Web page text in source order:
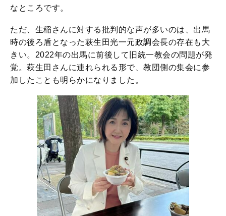
なところです。
ただ、生稲さんに対する批判的な声が多いのは、出馬
時の後ろ盾となった萩生田光一元政調会長の存在も大
きい。2022年の出馬に前後して旧統一教会の問題が発
覚。萩生田さんに連れられる形で、教団側の集会に参
加したことも明らかになりました。